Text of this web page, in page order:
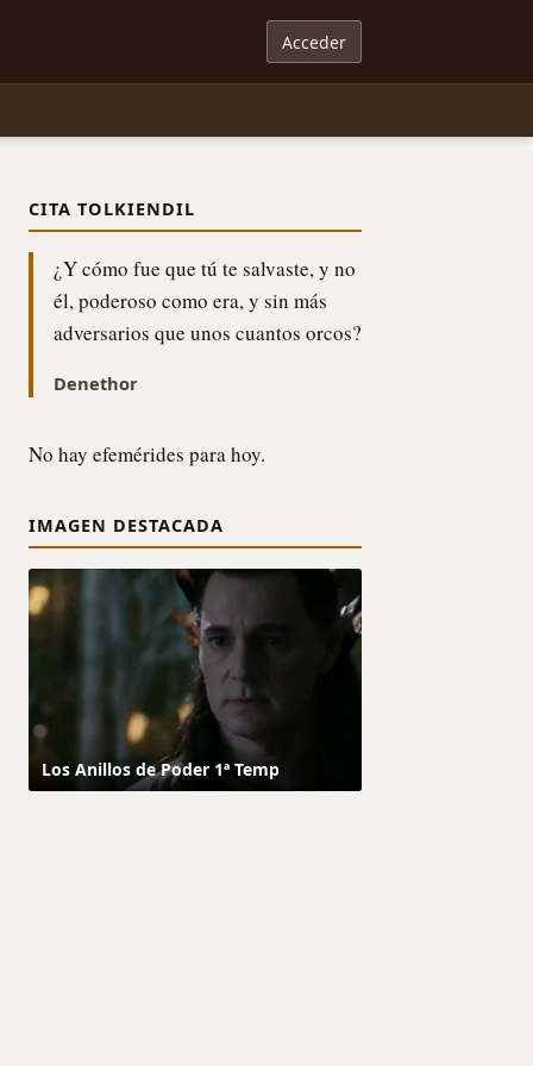
Acceder
CITA TOLKIENDIL
¿Y cómo fue que tú te salvaste, y no
él, poderoso como era, y sin más
adversarios que unos cuantos orcos?
Denethor
No hay efemérides para hoy.
IMAGEN DESTACADA
Los Anillos de Poder 1ª Temp